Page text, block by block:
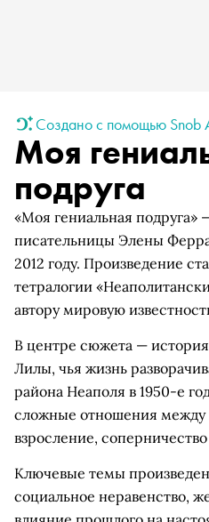
Создано с помощью Snob
Моя
подруга
«Моя гениальная подруга»
писательницы Элены
2012 году. Произведение
тетралогии
автору мировую
В центре сюжета —
Лилы, чья жизнь
района Неаполя в 1950-е
сложные отношения между
взросление,
Ключевые темы
социальное неравенство,